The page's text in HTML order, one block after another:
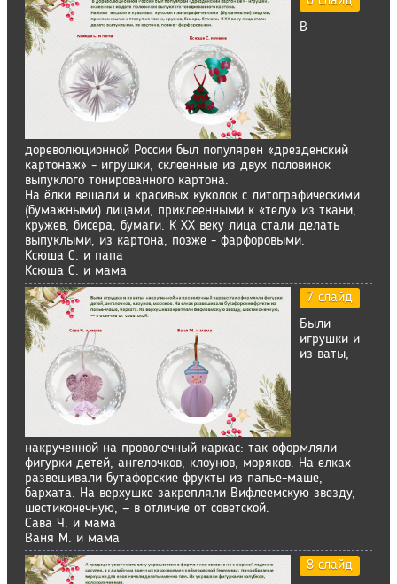
В
дореволюционной России был популярен «дрезденский
картонаж» - игрушки, склеенные из двух половинок
выпуклого тонированного картона.
На ёлки вешали и красивых куколок с литографическими
(бумажными) лицами, приклеенными к «телу» из ткани,
кружев, бисера, бумаги. К XX веку лица стали делать
выпуклыми, из картона, позже - фарфоровыми.
Ксюша С. и папа
Ксюша С. и мама
7 слайд
Были
игрушки и
из ваты,
накрученной на проволочный каркас: так оформляли
фигурки детей, ангелочков, клоунов, моряков. На елках
развешивали бутафорские фрукты из папье-маше,
бархата. На верхушке закрепляли Вифлеемскую звезду,
шестиконечную, — в отличие от советской.
Сава Ч. и мама
Ваня М. и мама
8 слайд